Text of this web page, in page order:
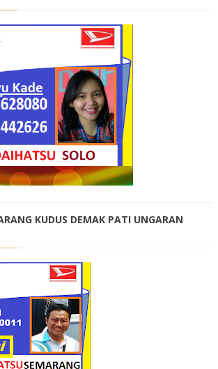
KUDUS DEMAK PATI UNGARAN